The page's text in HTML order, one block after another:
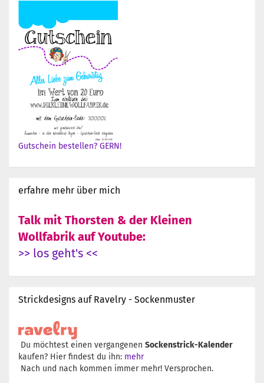
Gutschein bestellen? GERN!
erfahre mehr über mich
Talk mit Thorsten & der Kleinen
Wollfabrik auf Youtube:
>> los geht's <<
Strickdesigns auf Ravelry - Sockenmuster
Du möchtest einen vergangenen Sockenstrick-Kalender
kaufen? Hier findest du ihn: mehr
Nach und nach kommen immer mehr! Versprochen.